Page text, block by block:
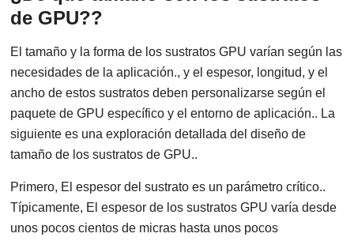
de GPU??
El tamaño y la forma de los sustratos GPU varían según las
necesidades de la aplicación., y el espesor, longitud, y el
ancho de estos sustratos deben personalizarse según el
paquete de GPU específico y el entorno de aplicación.. La
siguiente es una exploración detallada del diseño de
tamaño de los sustratos de GPU..
Primero, El espesor del sustrato es un parámetro crítico..
Típicamente, El espesor de los sustratos GPU varía desde
unos pocos cientos de micras hasta unos pocos